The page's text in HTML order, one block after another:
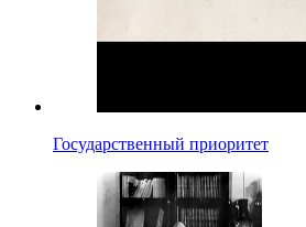
Государственный приоритет